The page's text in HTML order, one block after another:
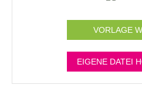
VORLAGE
EIGENE DATEI